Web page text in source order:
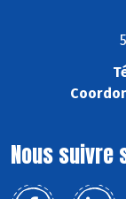
Nous suivre